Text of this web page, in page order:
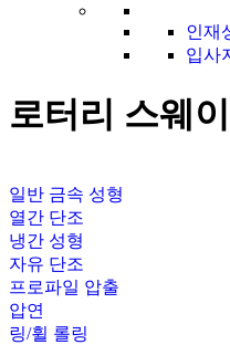
인재
입사
로터리 스웨
일반 금속 성형
열간 단조
냉간 성형
자유 단조
프로파일 압출
압연
링/휠 롤링